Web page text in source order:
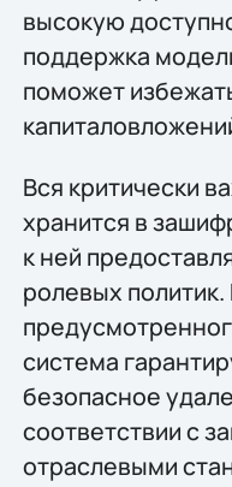
высокую
поддержка
поможет
Вся критически
хранится в
к ней
ролевых
система
безопасное
соответствии с
отраслевыми